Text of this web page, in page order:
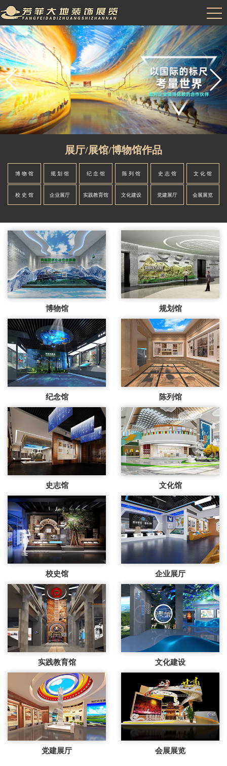
展厅/展馆/博物馆作品
博 物 馆 规 划 馆 纪 念 馆 陈 列 馆 史 志 馆 文 化 馆
校 史 馆 企业展厅 实践教育馆 文化建设 党建展厅 会展展览
博物馆 规划馆
纪念馆 陈列馆
史志馆 文化馆
校史馆 企业展厅
实践教育馆 文化建设
党建展厅 会展展览